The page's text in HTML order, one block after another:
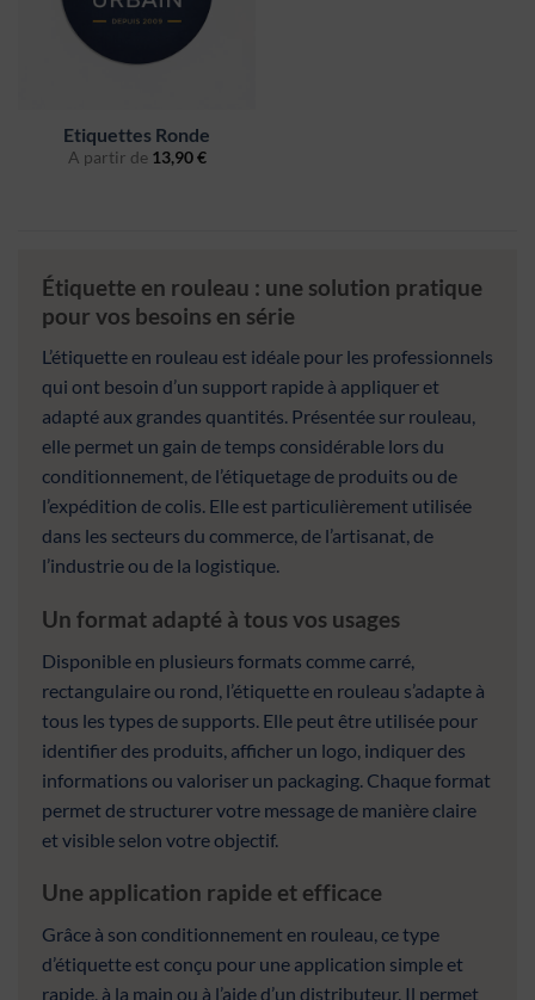
Etiquettes Ronde
A partir de 13,90€
Étiquette en rouleau : une solution pratique
pour vos besoins en série
L’étiquette en rouleau est idéale pour les professionnels
qui ont besoin d’un support rapide à appliquer et
adapté aux grandes quantités. Présentée sur rouleau,
elle permet un gain de temps considérable lors du
conditionnement, de l’étiquetage de produits ou de
l’expédition de colis. Elle est particulièrement utilisée
dans les secteurs du commerce, de l’artisanat, de
l’industrie ou de la logistique.
Un format adapté à tous vos usages
Disponible en plusieurs formats comme carré,
rectangulaire ou rond, l’étiquette en rouleau s’adapte à
tous les types de supports. Elle peut être utilisée pour
identifier des produits, afficher un logo, indiquer des
informations ou valoriser un packaging. Chaque format
permet de structurer votre message de manière claire
et visible selon votre objectif.
Une application rapide et efficace
Grâce à son conditionnement en rouleau, ce type
d’étiquette est conçu pour une application simple et
rapide, à la main ou à l’aide d’un distributeur. Il permet